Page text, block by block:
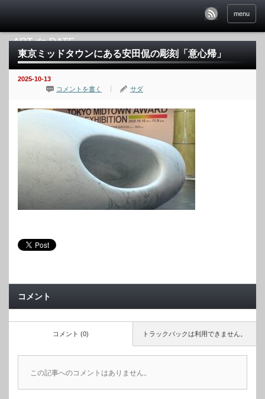
menu
東京ミッドタウンにある安田侃の彫刻「意心帰」
2025-10-13
コメントを書く
サダ
コメント
トラックバックは利用できません。
コメント (0)
この記事へのコメントはありません。